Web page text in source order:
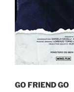
GO FRIEND GO